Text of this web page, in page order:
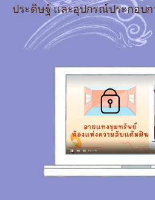
ประดิษฐ์ และอุปกรณ์ประกอบ